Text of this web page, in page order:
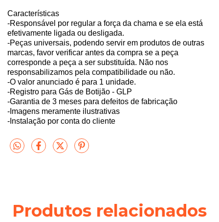
Características
-Responsável por regular a força da chama e se ela está
efetivamente ligada ou desligada.
-Peças universais, podendo servir em produtos de outras
marcas, favor verificar antes da compra se a peça
corresponde a peça a ser substituída. Não nos
responsabilizamos pela compatibilidade ou não.
-O valor anunciado é para 1 unidade.
-Registro para Gás de Botijão - GLP
-Garantia de 3 meses para defeitos de fabricação
-Imagens meramente ilustrativas
-Instalação por conta do cliente
Produtos relacionados